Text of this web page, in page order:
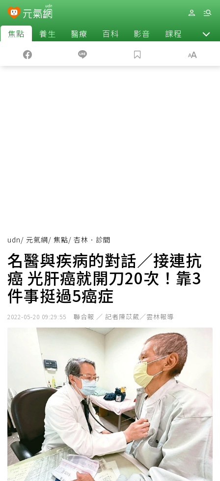
焦點 養生 醫療 百科 影音 課程 退休
udn/ 元氣網/ 焦點/ 杏林．診間
名醫與疾病的對話／接連抗
癌 光肝癌就開刀20次！靠3
件事挺過5癌症
2022-05-20 09:29:55 聯合報 ／ 記者陳苡葳／雲林報導